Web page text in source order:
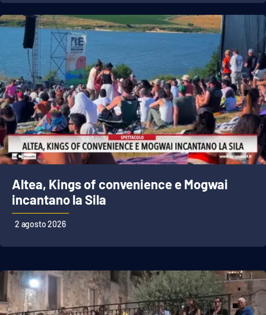
APP
Android
Apple
Altea, Kings of convenience e Mogwai
incantano la Sila
2 agosto 2026